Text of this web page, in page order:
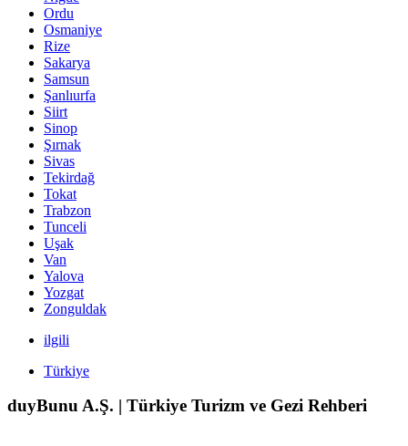
Ordu
Osmaniye
Rize
Sakarya
Samsun
Şanlıurfa
Siirt
Sinop
Şırnak
Sivas
Tekirdağ
Tokat
Trabzon
Tunceli
Uşak
Van
Yalova
Yozgat
Zonguldak
ilgili
Türkiye
duyBunu A.Ş. | Türkiye Turizm ve Gezi Rehberi